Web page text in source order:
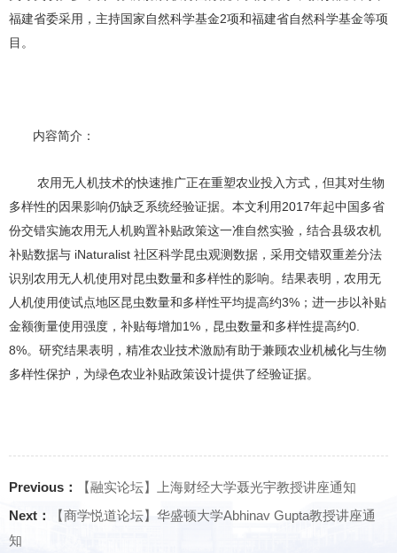
福建省委采用， 主持国家自然科学基金2项和福建省自然科学基金等项
目。
内容简介：
农用无人机技术的快速推广正在重塑农业投入方式，但其对生物
多样性的因果影响仍缺乏系统经验证据。本文利用 2017年起中国多省
份交错实施农用无人机购置补贴政策这一准自然实验，结合县级农机
补贴数据与 iNaturalist 社区科学昆虫观测数据，采用交错双重差分法
识别农用无人机使用对昆虫数量和多样性的影响。结果表明，农用无
人机使用使试点地区昆虫数量和多样性平均提高约3% ；进一步以补贴
金额衡量使用强度，补贴每增加1% ，昆虫数量和多样性提高约0.
8%。研究结果表明，精准农业技术激励有助于兼顾农业机械化与生物
多样性保护，为绿色农业补贴政策设计提供了经验证据。
Previous：
【融实论坛】上海财经大学聂光宇教授讲座通知
Next：
【商学悦道论坛】华盛顿大学Abhinav Gupta教授讲座通
知